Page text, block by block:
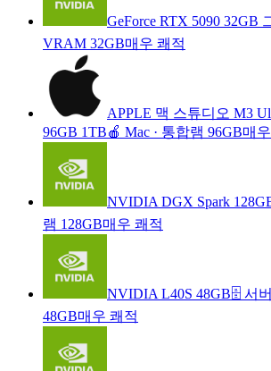
GeForce RTX 5090 32GB
VRAM 32GB매우 쾌적
APPLE 맥 스튜디오 M3
96GB 1TB🍎 Mac · 통합램 96GB매
NVIDIA DGX Spark
램 128GB매우 쾌적
NVIDIA L40S 48GB🗄️ 서
48GB매우 쾌적